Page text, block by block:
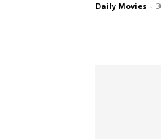
Daily Movies -